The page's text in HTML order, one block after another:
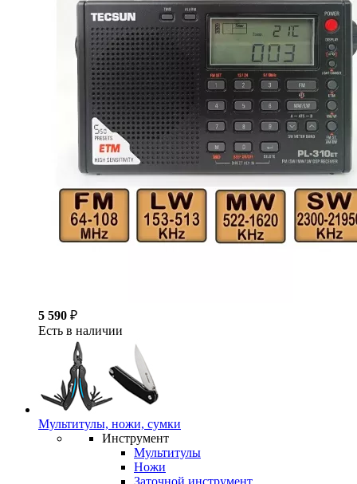
5 590 ₽
Есть в наличии
Мультитулы, ножи, сумки
Инструмент
Мультитулы
Ножи